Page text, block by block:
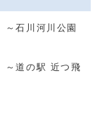
～石川河川公園
～道の駅 近つ飛